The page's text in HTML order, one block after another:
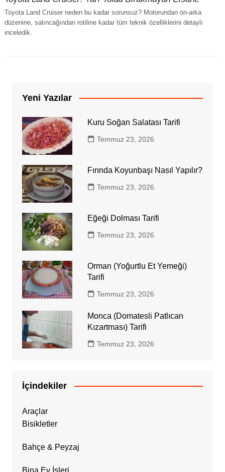
Toyota Land Cruiser neden bu kadar sorunsuz? Motorundan ön-arka
düzenine, salıncağından rotiline kadar tüm teknik özelliklerini detaylı
inceledik.
Yeni Yazılar
Kuru Soğan Salatası Tarifi
Temmuz 23, 2026
Fırında Koyunbaşı Nasıl Yapılır?
Temmuz 23, 2026
Eğeği Dolması Tarifi
Temmuz 23, 2026
Orman (Yoğurtlu Et Yemeği)
Tarifi
Temmuz 23, 2026
Monca (Domatesli Patlıcan
Kızartması) Tarifi
Temmuz 23, 2026
İçindekiler
Araçlar
Bisikletler
Bahçe & Peyzaj
Bina Ev İşleri